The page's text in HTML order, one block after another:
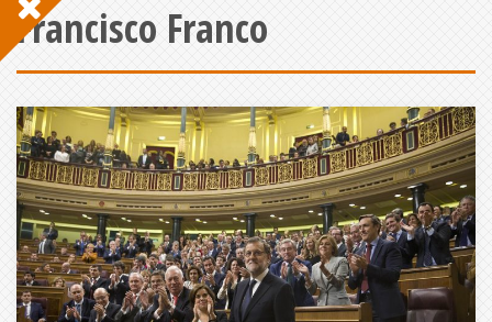
Francisco Franco